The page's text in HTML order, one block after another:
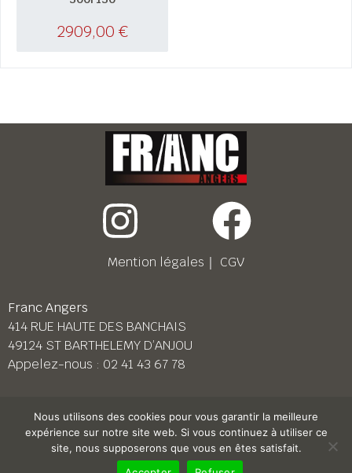
2909,00 €
Mention légales ｜ CGV
Franc Angers
414 RUE HAUTE DES BANCHAIS
49124 ST BARTHELEMY D’ANJOU
Appelez-nous : 02 41 43 67 78
Franc Le Mans
158 BD PIERRE LEFAUCHEUX
72230 ARNAGE
02 43 87 38 08
Nous utilisons des cookies pour vous garantir la meilleure
expérience sur notre site web. Si vous continuez à utiliser ce
site, nous supposerons que vous en êtes satisfait.